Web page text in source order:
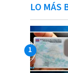
LO MÁS